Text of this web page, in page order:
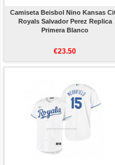
Camiseta Beisbol Nino Kansas
Royals Salvador Perez Replica
Primera Blanco
€23.50